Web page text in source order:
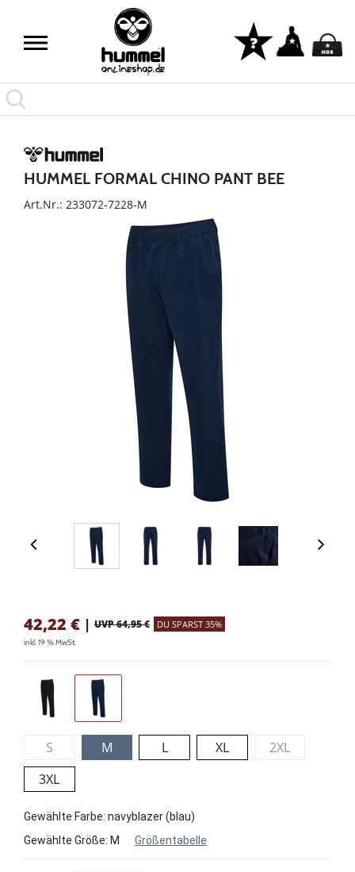
HUMMEL FORMAL CHINO PANT BEE
Art.Nr.: 233072-7228-M
42,22 € | UVP 64,95 € DU SPARST 35%
inkl. 19 % MwSt.
S M L XL
2XL
3XL
Gewählte Farbe: navyblazer (blau)
Gewählte Größe: M Größentabelle